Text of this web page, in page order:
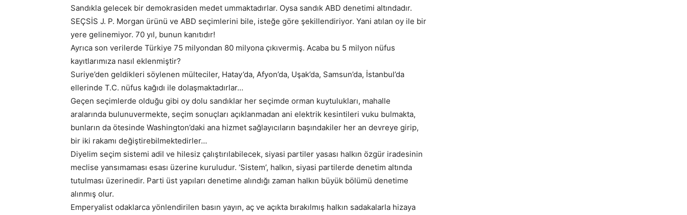
Sandıkla gelecek bir demokrasiden medet ummaktadırlar. Oysa sandık ABD denetimi altındadır.
SEÇSİS J. P. Morgan ürünü ve ABD seçimlerini bile, isteğe göre şekillendiriyor. Yani atılan oy ile bir
yere gelinemiyor. 70 yıl, bunun kanıtıdır!
Ayrıca son verilerde Türkiye 75 milyondan 80 milyona çıkıvermiş. Acaba bu 5 milyon nüfus
kayıtlarımıza nasıl eklenmiştir?
Suriye’den geldikleri söylenen mülteciler, Hatay’da, Afyon’da, Uşak’da, Samsun’da, İstanbul’da
ellerinde T.C. nüfus kağıdı ile dolaşmaktadırlar…
Geçen seçimlerde olduğu gibi oy dolu sandıklar her seçimde orman kuytulukları, mahalle
aralarında bulunuvermekte, seçim sonuçları açıklanmadan ani elektrik kesintileri vuku bulmakta,
bunların da ötesinde Washington’daki ana hizmet sağlayıcıların başındakiler her an devreye girip,
bir iki rakamı değiştirebilmektedirler…
Diyelim seçim sistemi adil ve hilesiz çalıştırılabilecek, siyasi partiler yasası halkın özgür iradesinin
meclise yansımaması esası üzerine kuruludur. ‘Sistem’, halkın, siyasi partilerde denetim altında
tutulması üzerinedir. Parti üst yapıları denetime alındığı zaman halkın büyük bölümü denetime
alınmış olur.
Emperyalist odaklarca yönlendirilen basın yayın, aç ve açıkta bırakılmış halkın sadakalarla hizaya